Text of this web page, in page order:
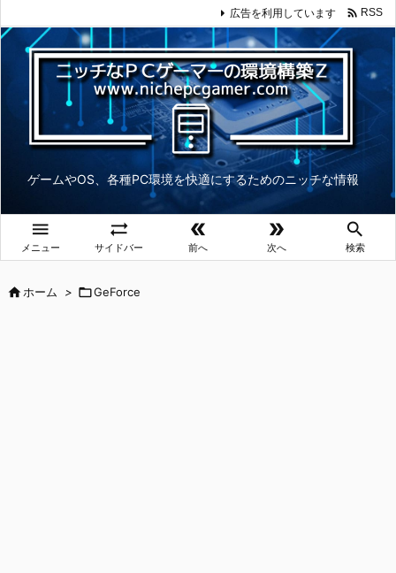
ゲームやOS、各種PC環境を快適にするためのニッチな情報

メニュー

サイドバー

前へ

次へ

検索
広告を利用しています  RSS
ホーム > GeForce